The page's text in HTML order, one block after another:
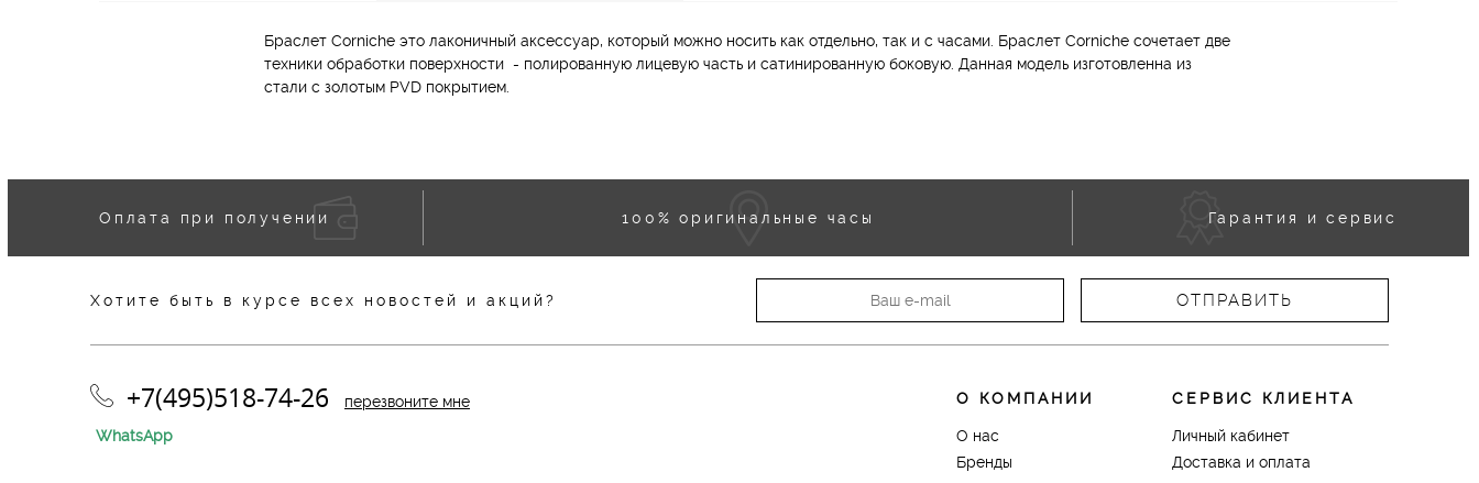
Браслет Corniche это лаконичный аксессуар, который можно носить как отдельно, так и с часами. Браслет Corniche сочетает две
техники обработки поверхности - полированную лицевую часть и сатинированную боковую. Данная модель изготовленна из
стали с золотым PVD покрытием.
Оплата при получении 100% оригинальные часы Гарантия и сервис
Хотите быть в курсе всех новостей и акций?
+7(495)518-74-26
перезвоните мне
WhatsApp
О КОМПАНИИ
О нас
Бренды
СЕРВИС КЛИЕНТА
Личный кабинет
Доставка и оплата